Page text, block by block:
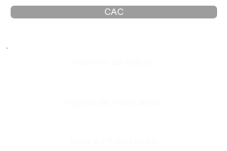
CAC